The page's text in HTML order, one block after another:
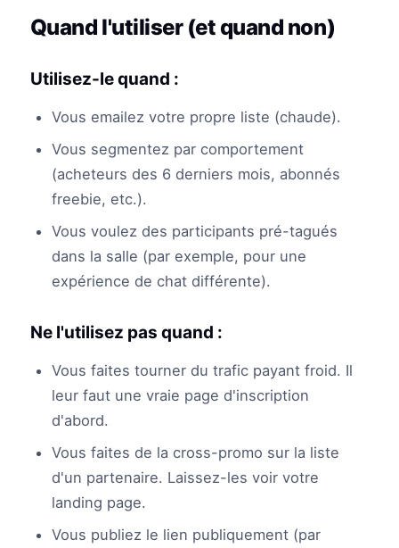
Quand l'utiliser (et quand non)
Utilisez-le quand :
Vous emailez votre propre liste (chaude).
Vous segmentez par comportement
(acheteurs des 6 derniers mois, abonnés
freebie, etc.).
Vous voulez des participants pré-tagués
dans la salle (par exemple, pour une
expérience de chat différente).
Ne l'utilisez pas quand :
Vous faites tourner du trafic payant froid. Il
leur faut une vraie page d'inscription
d'abord.
Vous faites de la cross-promo sur la liste
d'un partenaire. Laissez-les voir votre
landing page.
Vous publiez le lien publiquement (par